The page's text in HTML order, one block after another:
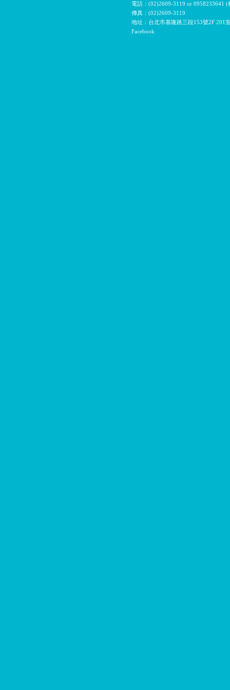
電話：(02)2609-3119 or 0958233641
傳真：(02)2609-3119
地址：台北市基隆路三段153號2F 201
Facebook